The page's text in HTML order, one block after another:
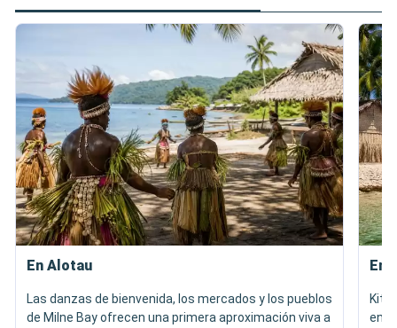
En Alotau
Las danzas de bienvenida, los mercados y los pueblos
de Milne Bay ofrecen una primera aproximación viva a
En
en